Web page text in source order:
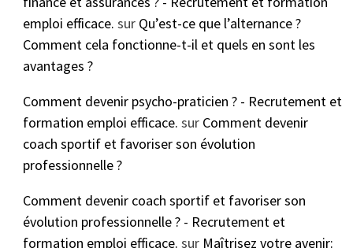
emploi efficace. sur Qu’est-ce que l’alternance ?
Comment cela fonctionne-t-il et quels en sont les
avantages ?
Comment devenir psycho-praticien ? - Recrutement et
formation emploi efficace. sur Comment devenir
coach sportif et favoriser son évolution
professionnelle ?
Comment devenir coach sportif et favoriser son
évolution professionnelle ? - Recrutement et
formation emploi efficace. sur Maîtrisez votre avenir: